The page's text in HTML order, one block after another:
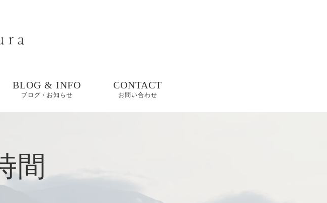
BLOG & INFO
ブログ / お知らせ
CONTACT
お問い合わせ
間